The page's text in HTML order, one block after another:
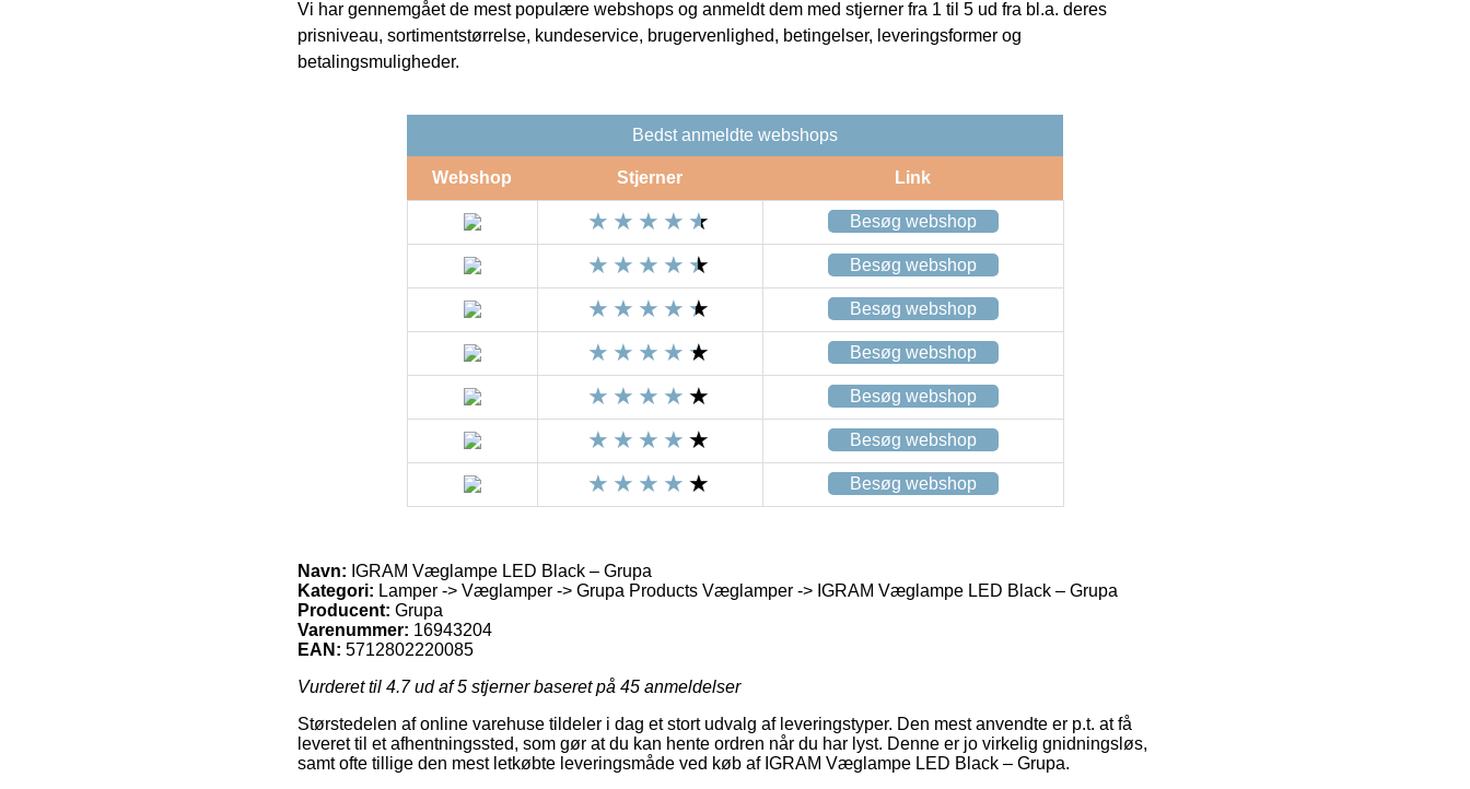
Vi har gennemgået de mest populære webshops og anmeldt dem med stjerner fra 1 til 5 ud fra bl.a. deres
prisniveau, sortimentstørrelse, kundeservice, brugervenlighed, betingelser, leveringsformer og
betalingsmuligheder.
Bedst anmeldte webshops
Webshop Stjerner Link
Besøg webshop
Besøg webshop
Besøg webshop
Besøg webshop
Besøg webshop
Besøg webshop
Besøg webshop
Navn: IGRAM Væglampe LED Black – Grupa
Kategori: Lamper -> Væglamper -> Grupa Products Væglamper -> IGRAM Væglampe LED Black – Grupa
Producent: Grupa
Varenummer: 16943204
EAN: 5712802220085
Vurderet til 4.7ud af 5 stjerner baseret på 45 anmeldelser
Størstedelen af online varehuse tildeler i dag et stort udvalg af leveringstyper. Den mest anvendte er p.t. at få
leveret til et afhentningssted, som gør at du kan hente ordren når du har lyst. Denne er jo virkelig gnidningsløs,
samt ofte tillige den mest letkøbte leveringsmåde ved køb af IGRAM Væglampe LED Black – Grupa.